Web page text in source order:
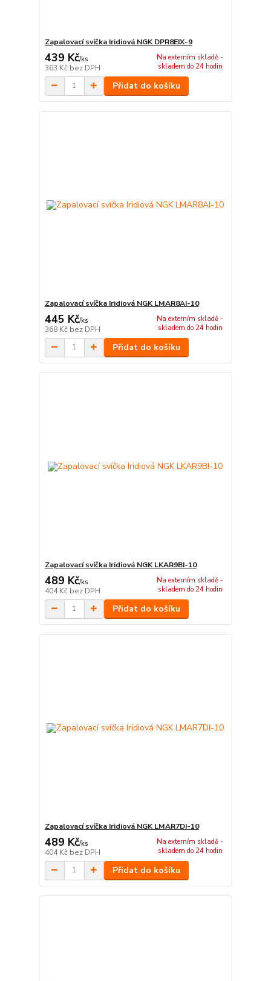
Zapalovací svíčka Iridiová NGK DPR8EIX-9
439 Kč/ks
363 Kč bez DPH
Na externím skladě -
skladem do 24 hodin
Přidat do košíku
Zapalovací svíčka Iridiová NGK LMAR8AI-10
445 Kč/ks
368 Kč bez DPH
Na externím skladě -
skladem do 24 hodin
Přidat do košíku
Zapalovací svíčka Iridiová NGK LKAR9BI-10
489 Kč/ks
404 Kč bez DPH
Na externím skladě -
skladem do 24 hodin
Přidat do košíku
Zapalovací svíčka Iridiová NGK LMAR7DI-10
489 Kč/ks
404 Kč bez DPH
Na externím skladě -
skladem do 24 hodin
Přidat do košíku